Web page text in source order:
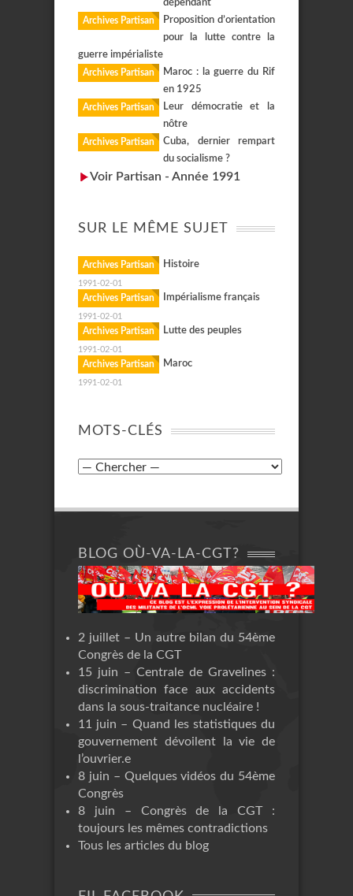
dépendant
Archives Partisan
Proposition d’orientation
pour la lutte contre la
guerre impérialiste
Archives Partisan
Maroc : la guerre du Rif
en 1925
Archives Partisan
Leur démocratie et la
nôtre
Archives Partisan
Cuba, dernier rempart
du socialisme ?
Voir Partisan - Année 1991
SUR LE MÊME SUJET
Archives Partisan Histoire
1991-02-01
Archives Partisan Impérialisme français
1991-02-01
Archives Partisan Lutte des peuples
1991-02-01
Archives Partisan Maroc
1991-02-01
MOTS-CLÉS
BLOG OÙ-VA-LA-CGT?
2 juillet – Un autre bilan du 54ème
Congrès de la CGT
15 juin – Centrale de Gravelines :
discrimination face aux accidents
dans la sous-traitance nucléaire !
11 juin – Quand les statistiques du
gouvernement dévoilent la vie de
l’ouvrier.e
8 juin – Quelques vidéos du 54ème
Congrès
8 juin – Congrès de la CGT :
toujours les mêmes contradictions
Tous les articles du blog